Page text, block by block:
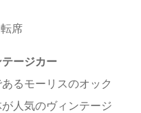
テージカー
るモーリスのオック
人気のヴィンテージ